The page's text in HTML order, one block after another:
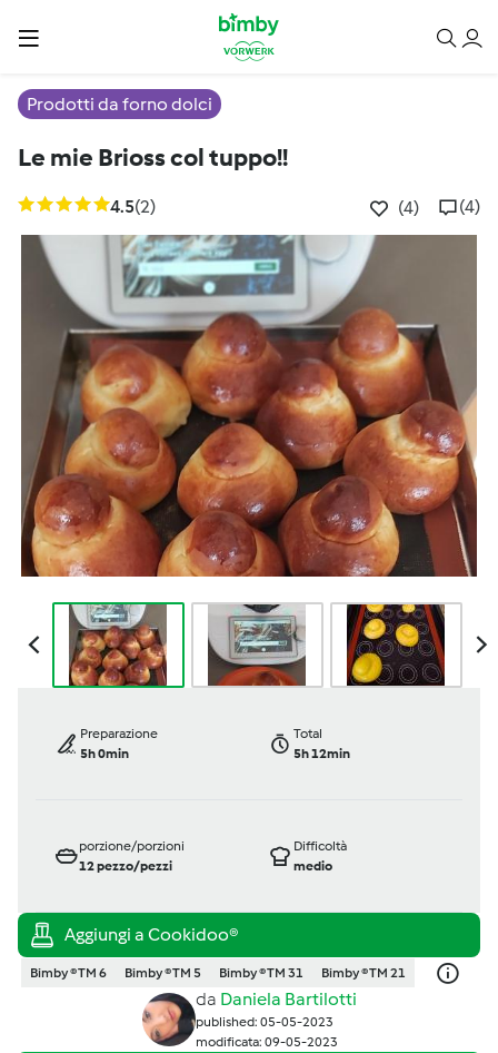
Prodotti da forno dolci
Le mie Brioss col tuppo!!
4.5(2) (4) (4)
Preparazione
5h 0min
Total
5h 12min
porzione/porzioni
12pezzo/pezzi
Difficoltà
medio
Bimby ® TM 6 Bimby ® TM 5 Bimby ® TM 31 Bimby ® TM 21
da Daniela Bartilotti
published: 05-05-2023
modificata: 09-05-2023